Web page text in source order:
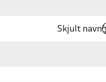
Skjult navn